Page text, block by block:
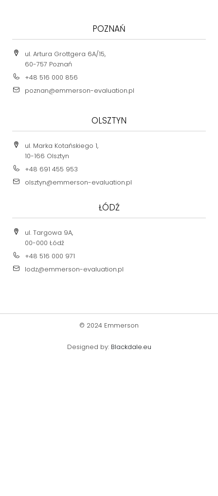
POZNAŃ
ul. Artura Grottgera 6A/15,
60-757 Poznań
+48 516 000 856
poznan@emmerson-evaluation.pl
OLSZTYN
ul. Marka Kotańskiego 1,
10-166 Olsztyn
+48 691 455 953
olsztyn@emmerson-evaluation.pl
ŁÓDŹ
ul. Targowa 9A,
00-000 Łódź
+48 516 000 971
lodz@emmerson-evaluation.pl
© 2024 Emmerson
Designed by: Blackdale.eu